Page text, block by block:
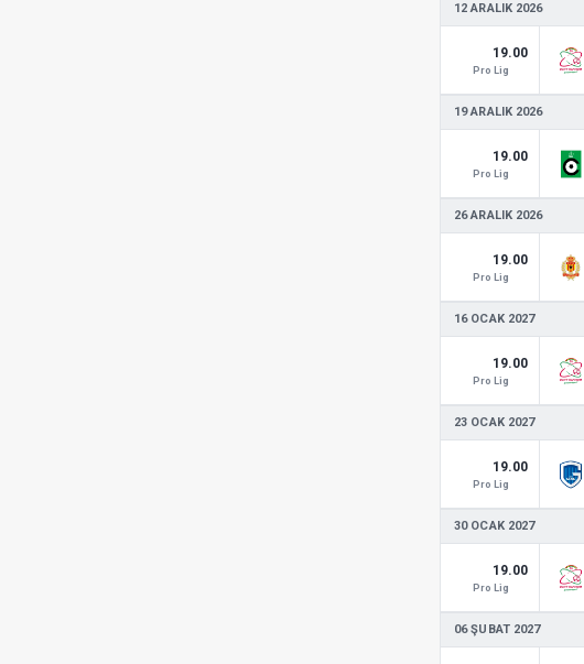
12 ARALIK 2026
19.00
Pro Lig
19 ARALIK 2026
19.00
Pro Lig
26 ARALIK 2026
19.00
Pro Lig
16 OCAK 2027
19.00
Pro Lig
23 OCAK 2027
19.00
Pro Lig
30 OCAK 2027
19.00
Pro Lig
06 ŞUBAT 2027